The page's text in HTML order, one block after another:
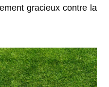
gracieux contre la